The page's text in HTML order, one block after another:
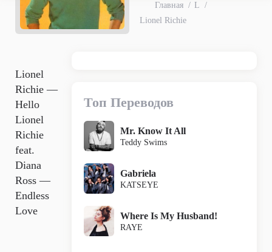
Главная
L
Lionel Richie
Lionel
Richie —
Hello
Lionel
Richie
feat.
Diana
Ross —
Endless
Love
Топ Переводов
Mr. Know It All
Teddy Swims
Gabriela
KATSEYE
Where Is My Husband!
RAYE